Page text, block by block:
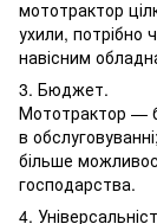
мототрактор
ухили, потрібно
навісним
3. Бюджет.
Мототрактор —
в
більше
господарства.
4.